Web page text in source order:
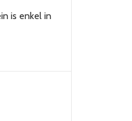
is enkel in